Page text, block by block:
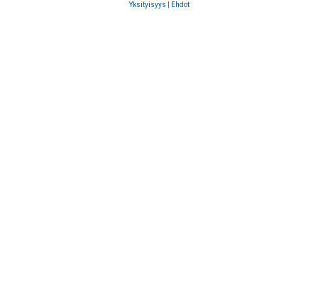
Yksityisyys
Ehdot